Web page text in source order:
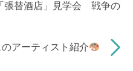
張替酒店」見学会 戦争の
アーティスト紹介